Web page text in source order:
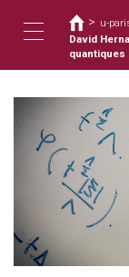
contenido
Toggle
Usted
está
aquí
> u-
David
quantiques